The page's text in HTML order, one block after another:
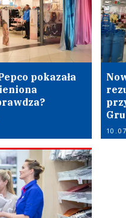
pokazała